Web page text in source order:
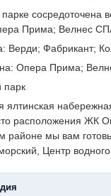
сосредоточена
Прима; Велнес
Верди; Фабрикант;
Опера Прима;
парк
ялтинская
расположения ЖК
районе мы вам
Центр